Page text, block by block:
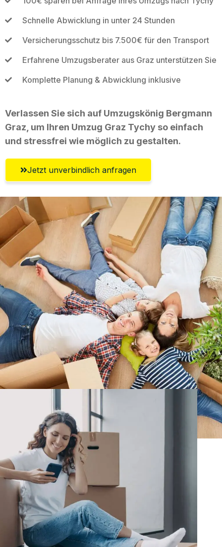
Schnelle Abwicklung in unter 24 Stunden
Versicherungsschutz bis 7.500€ für den Transport
Erfahrene Umzugsberater aus Graz unterstützen Sie
Komplette Planung & Abwicklung inklusive
Verlassen Sie sich auf Umzugskönig Bergmann
Graz, um Ihren Umzug Graz Tychy so einfach
und stressfrei wie möglich zu gestalten.
Jetzt unverbindlich anfragen